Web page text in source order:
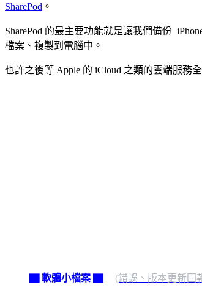
SharePod 。
SharePod 的最主要功能就是讓我們備份
檔案、複製到電腦中。
也許之後等 Apple 的 iCloud 之類的雲端服務
▇ 軟體小檔案 ▇ (錯誤、版本更新回